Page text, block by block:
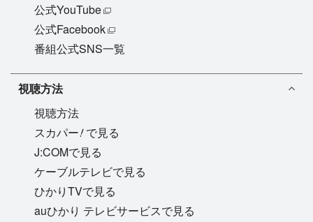
公式YouTube
公式Facebook
番組公式SNS一覧
視聴方法
視聴方法
スカパー!で見る
J:COMで見る
ケーブルテレビで見る
ひかりTVで見る
auひかり テレビサービスで見る